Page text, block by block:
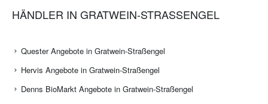
HÄNDLER IN GRATWEIN-STRASSENGEL
Quester Angebote in Gratwein-Straßengel
Hervis Angebote in Gratwein-Straßengel
Denns BioMarkt Angebote in Gratwein-Straßengel